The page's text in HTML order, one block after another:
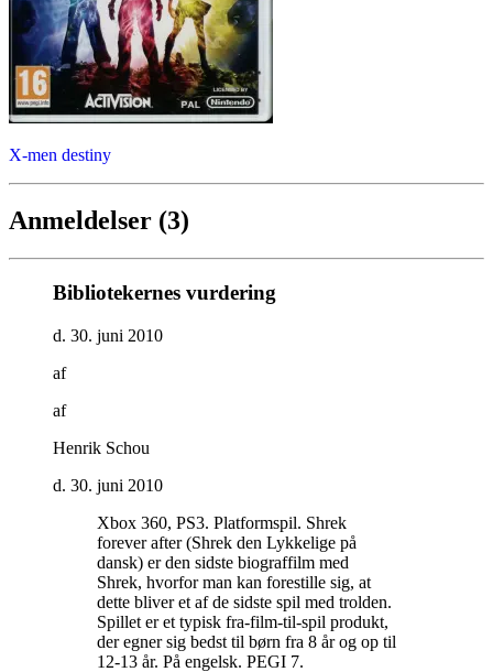
X-men destiny
Anmeldelser (3)
Bibliotekernes vurdering
d. 30. juni 2010
af
af
Henrik Schou
d. 30. juni 2010
Xbox 360, PS3. Platformspil. Shrek
forever after (Shrek den Lykkelige på
dansk) er den sidste biograffilm med
Shrek, hvorfor man kan forestille sig, at
dette bliver et af de sidste spil med trolden.
Spillet er et typisk fra-film-til-spil produkt,
der egner sig bedst til børn fra 8 år og op til
12-13 år. På engelsk. PEGI 7.